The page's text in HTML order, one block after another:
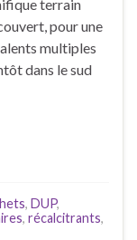
terrain
pour une
multiples
dans le sud
, DUP,
, récalcitrants,